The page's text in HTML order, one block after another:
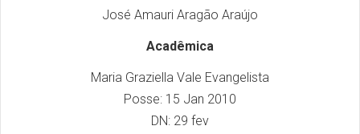
José Amauri Aragão Araújo
Acadêmica
Maria Graziella Vale Evangelista
Posse: 15 Jan 2010
DN: 29 fev